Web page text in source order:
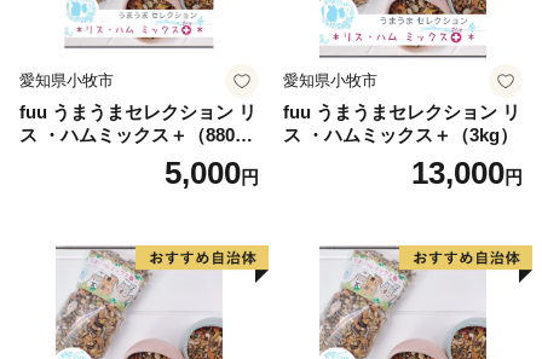
愛知県小牧市
fuu うまうまセレクション リ
ス ・ハムミックス＋（880
5,000円
愛知県小牧市
fuu うまうまセレクション リ
ス ・ハムミックス＋（3kg）
13,000円